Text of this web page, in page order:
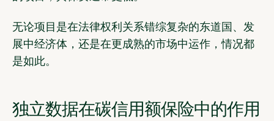
无论项目是在法律权利关系错综复杂的东道国、发
展中经济体，还是在更成熟的市场中运作，情况都
是如此。
独立数据在碳信用额保险中的作用